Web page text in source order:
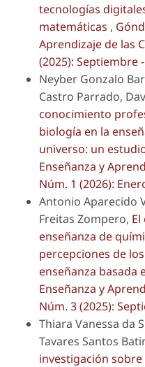
tecnologías
matemáticas ,
Aprendizaje de las
(2025): Septiembre
Neyber Gonzalo
Castro Parrado,
conocimiento
biología en la
universo: un
Enseñanza y
Núm. 1 (2026):
Antonio Aparecido
Freitas Zompero,
enseñanza de
percepciones de
enseñanza basada
Enseñanza y
Núm. 3 (2025):
Thiara Vanessa da
Tavares Santos
investigación